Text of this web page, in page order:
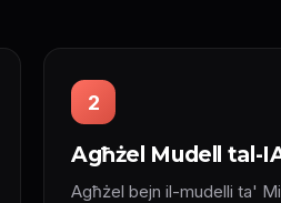
2
Agħżel Mudell tal-
Agħżel bejn il-mudelli ta'